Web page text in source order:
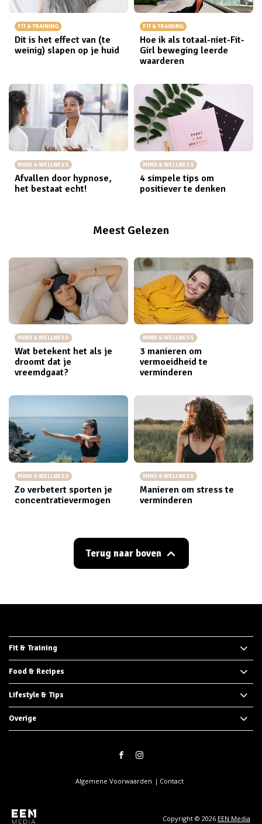
FIT & TRAINING
Dit is het effect van (te
weinig) slapen op je huid
FIT & TRAINING
Hoe ik als totaal-niet-Fit-
Girl beweging leerde
waarderen
MIND & WELLNESS
Afvallen door hypnose,
het bestaat echt!
MIND & WELLNESS
4 simpele tips om
positiever te denken
Meest Gelezen
MIND & WELLNESS
Wat betekent het als je
droomt dat je
vreemdgaat?
MIND & WELLNESS
3 manieren om
vermoeidheid te
verminderen
MIND & WELLNESS
Zo verbetert sporten je
concentratievermogen
MIND & WELLNESS
Manieren om stress te
verminderen
Terug naar boven
Fit & Training
Food & Recipes
Lifestyle & Tips
Overige
Copyright © 2026 EEN Media
Algemene Voorwaarden Contact